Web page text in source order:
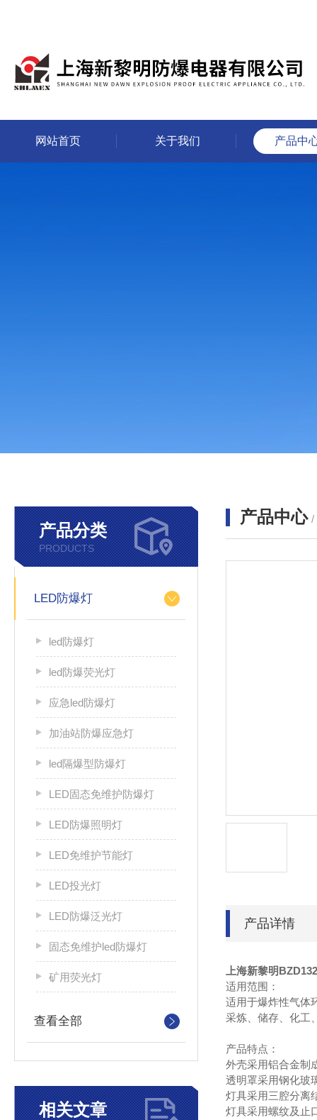
网站首页 关于我们 产品中
产品分类
PRODUCTS
LED防爆灯
led防爆灯
led防爆荧光灯
应急led防爆灯
加油站防爆应急灯
led隔爆型防爆灯
LED固态免维护防爆灯
LED防爆照明灯
LED免维护节能灯
LED投光灯
LED防爆泛光灯
固态免维护led防爆灯
矿用荧光灯
查看全部
相关文章
产品中心 /
产品详情
上海新黎明
适用范围：
适用于爆炸性气体
采炼、储存、化工
产品特点：
外壳采用铝合金制
透明罩采用钢化玻
灯具采用三腔分离
灯具采用螺纹及止